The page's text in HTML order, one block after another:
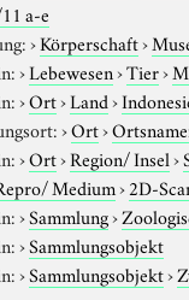
a-e
›Körperschaft›
›Lebewesen›Tier›
›Ort›Land›
›Ort›
›Ort›Region/ Insel›
Medium›2D-
›Sammlung›
›Sammlungsobjekt
›Sammlungsobjekt›